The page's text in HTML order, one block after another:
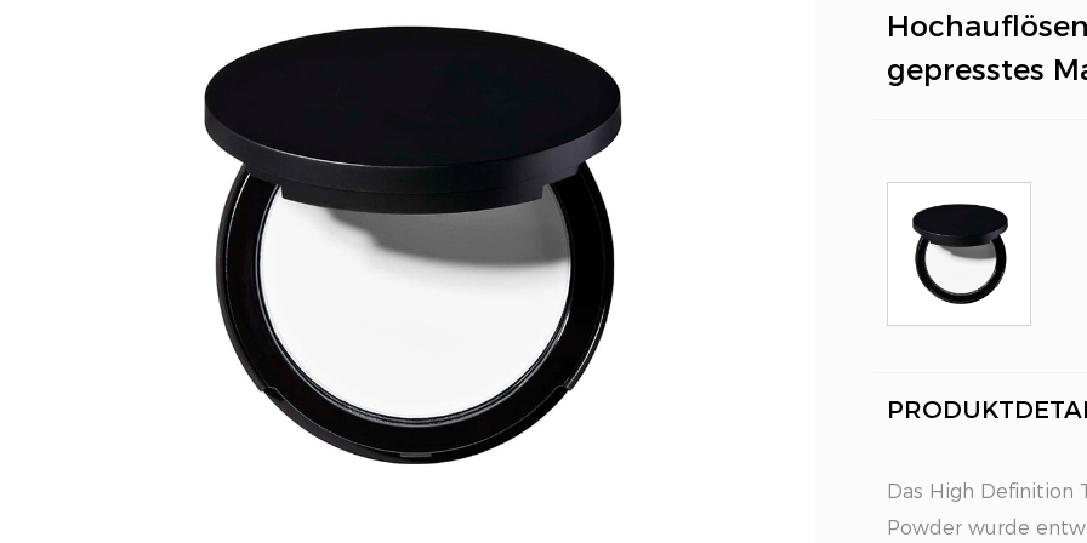
gepresstes
Das High Definition
Powder wurde